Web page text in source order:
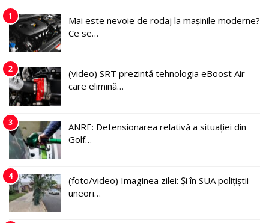
1
Mai este nevoie de rodaj la mașinile moderne?
Ce se…
2
(video) SRT prezintă tehnologia eBoost Air
care elimină…
3
ANRE: Detensionarea relativă a situației din
Golf…
4
(foto/video) Imaginea zilei: Și în SUA polițiștii
uneori…